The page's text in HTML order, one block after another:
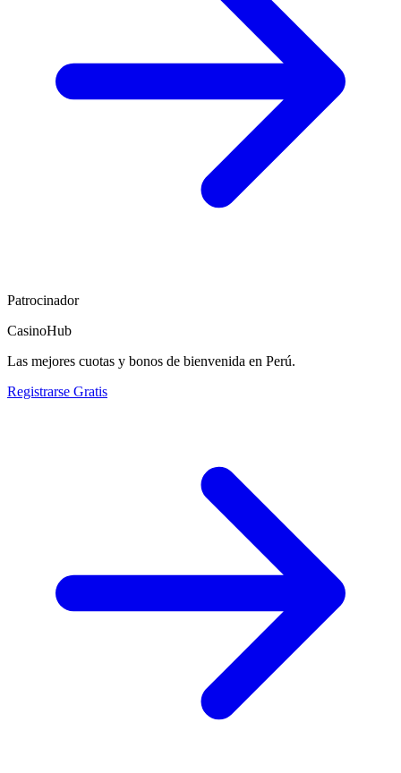
Patrocinador
CasinoHub
Las mejores cuotas y bonos de bienvenida en Perú.
Registrarse Gratis